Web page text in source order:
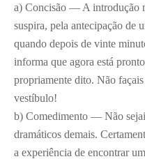
a) Concisão — A introdução
suspira, pela antecipação de
quando depois de vinte
informa que agora está
propriamente dito. Não
vestíbulo!
b) Comedimento — Não
dramáticos demais.
a experiência de encontrar